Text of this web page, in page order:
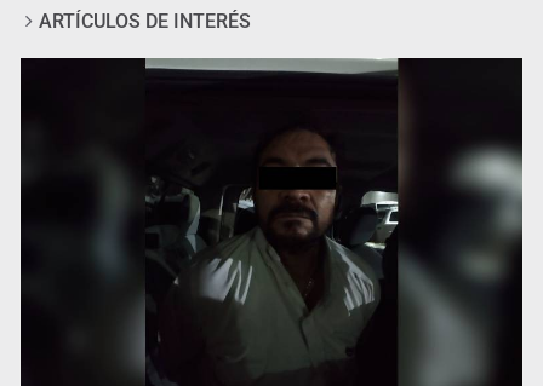
Que el IPEJAL encabece la lista de deudores en Jalisco
es un “foco rojo” de gran magnitud: Economista
ARTÍCULOS DE INTERÉS